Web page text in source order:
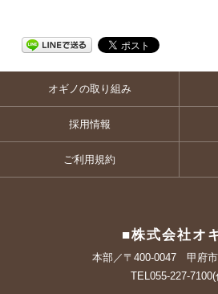
オギノの取り組み
採用情報
ご利用規約
■株式会社オ
本部／〒400-0047 甲府市
TEL055-227-7100(